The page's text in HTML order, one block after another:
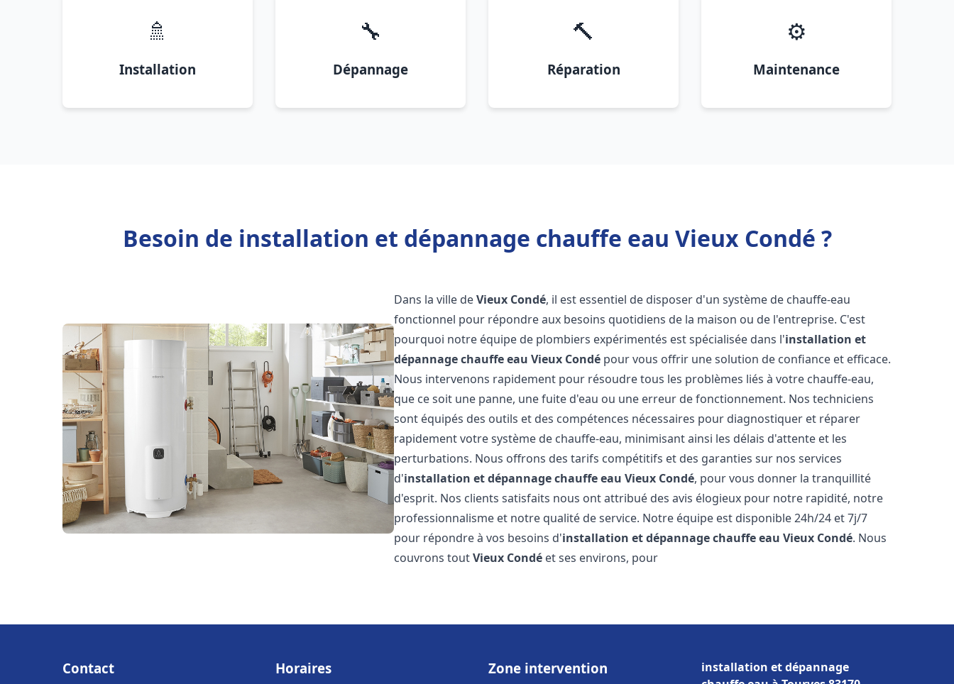
🚿
Installation
🔧
Dépannage
🔨
Réparation
⚙️
Maintenance
Besoin de installation et dépannage chauffe eau Vieux Condé ?
Dans la ville deVieux Condé, il est essentiel de disposer d'un système de chauffe-eau
fonctionnel pour répondre aux besoins quotidiens de la maison ou de l'entreprise. C'est
pourquoi notre équipe de plombiers expérimentés est spécialisée dans l'installation et
dépannage chauffe eau Vieux Condé pour vous offrir une solution de confiance et efficace.
Nous intervenons rapidement pour résoudre tous les problèmes liés à votre chauffe-eau,
que ce soit une panne, une fuite d'eau ou une erreur de fonctionnement. Nos techniciens
sont équipés des outils et des compétences nécessaires pour diagnostiquer et réparer
rapidement votre système de chauffe-eau, minimisant ainsi les délais d'attente et les
perturbations. Nous offrons des tarifs compétitifs et des garanties sur nos services
d'installation et dépannage chauffe eau Vieux Condé, pour vous donner la tranquillité
d'esprit. Nos clients satisfaits nous ont attribué des avis élogieux pour notre rapidité, notre
professionnalisme et notre qualité de service. Notre équipe est disponible 24h/24 et 7j/7
pour répondre à vos besoins d'installation et dépannage chauffe eau Vieux Condé. Nous
couvrons toutVieux Condé et ses environs, pour
Contact Horaires Zone intervention
installation et dépannage